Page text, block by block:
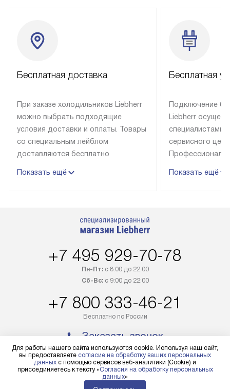
Бесплатная доставка
При заказе холодильников Liebherr
можно выбрать подходящие
условия доставки и оплаты. Товары
со специальным лейблом
доставляются бесплатно
до подъезда, выезд за МКАД
в течение трех дней. Доставка
регионы осуществляется через
транспортную компанию. После
100% предоплаты наша компания
до представительства
транспортной компании в городе
условия доставки у менеджера при
оформлении заказа.
В оговоренный день служба
доставки доставит упакованный
Показать ещё
Бесплатная
Подключение
Liebherr
специалистами
сервисного
эксплуатации
Стоимость
обеспечивают
Готовые
предполагают
Показать ещё
+7 495 929-70-78
Пн-Пт:с 8:00 до 22:00
Сб-Вс:с 9:00 до 22:00
+7 800 333-46-21
Бесплатно по России
Заказать звонок
Мир Liebherr
Для работы нашего сайта используются cookie. Используя наш сайт,
вы предоставляете согласие на обработку ваших персональных
данных с помощью сервисов веб-аналитики (Cookie) и
присоединяетесь к тексту «Согласия на обработку персональных
данных»